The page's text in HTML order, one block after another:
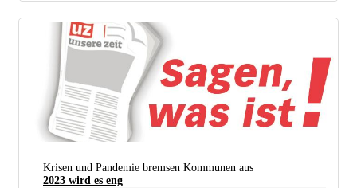
Krisen und Pandemie bremsen Kommunen aus
2023 wird es eng